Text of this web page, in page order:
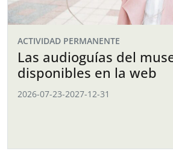
ACTIVIDAD PERMANENTE
Las audioguías del
disponibles en la web
2026-07-23-2027-12-31